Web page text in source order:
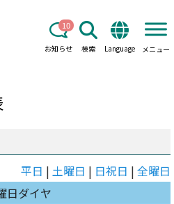
お知らせ
10
検索 Language メニュー
平日 | 土曜日 | 日祝日 | 全曜日
日ダイヤ